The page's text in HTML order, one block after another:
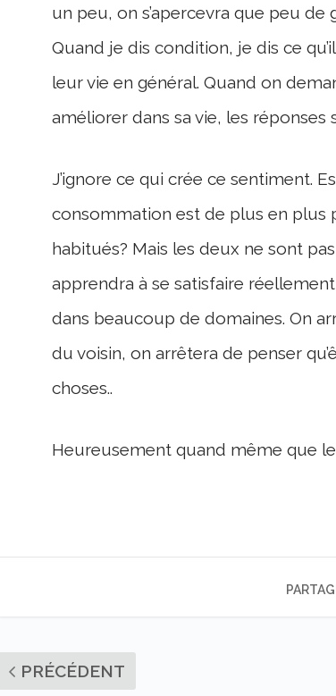
un peu, on s’apercevra que peu
Quand je dis condition, je dis ce
leur vie en général. Quand on
améliorer dans sa vie, les
J’ignore ce qui crée ce sentiment.
consommation est de plus en plus
habitués? Mais les deux ne sont
apprendra à se satisfaire
dans beaucoup de domaines. On
du voisin, on arrêtera de penser
choses..
Heureusement quand même que le
PRÉCÉDENT